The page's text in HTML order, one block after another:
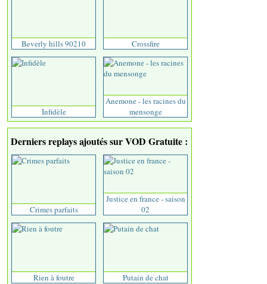
Beverly hills 90210 Crossfire
Infidèle
Anemone - les racines du
mensonge
Derniers replays ajoutés sur VOD Gratuite :
Crimes parfaits
Justice en france - saison
02
Rien à foutre Putain de chat